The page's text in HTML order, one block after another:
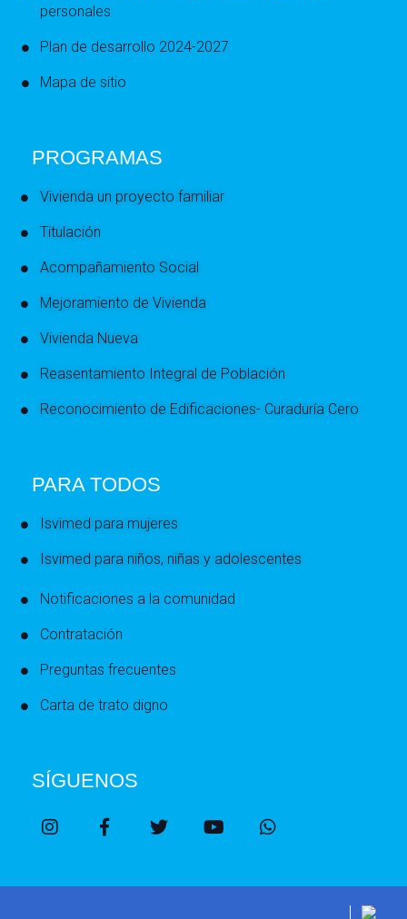
personales
Plan de desarrollo 2024-2027
Mapa de sitio
PROGRAMAS
Vivienda un proyecto familiar
Titulación
Acompañamiento Social
Mejoramiento de Vivienda
Vivienda Nueva
Reasentamiento Integral de Población
Reconocimiento de Edificaciones- Curaduría Cero
PARA TODOS
Isvimed para mujeres
Isvimed para niños, niñas y adolescentes
Notificaciones a la comunidad
Contratación
Preguntas frecuentes
Carta de trato digno
SÍGUENOS